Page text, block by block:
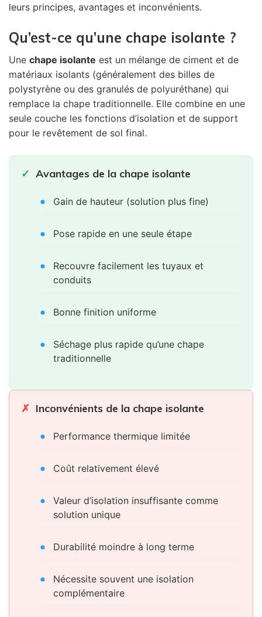
leurs principes, avantages et inconvénients.
Qu’est-ce qu’une chape isolante ?
Une chape isolante est un mélange de ciment et de
matériaux isolants (généralement des billes de
polystyrène ou des granulés de polyuréthane) qui
remplace la chape traditionnelle. Elle combine en une
seule couche les fonctions d’isolation et de support
pour le revêtement de sol final.
Avantages de la chape isolante
Gain de hauteur (solution plus fine)
Pose rapide en une seule étape
Recouvre facilement les tuyaux et
conduits
Bonne finition uniforme
Séchage plus rapide qu’une chape
traditionnelle
Inconvénients de la chape isolante
Performance thermique limitée
Coût relativement élevé
Valeur d’isolation insuffisante comme
solution unique
Durabilité moindre à long terme
Nécessite souvent une isolation
complémentaire